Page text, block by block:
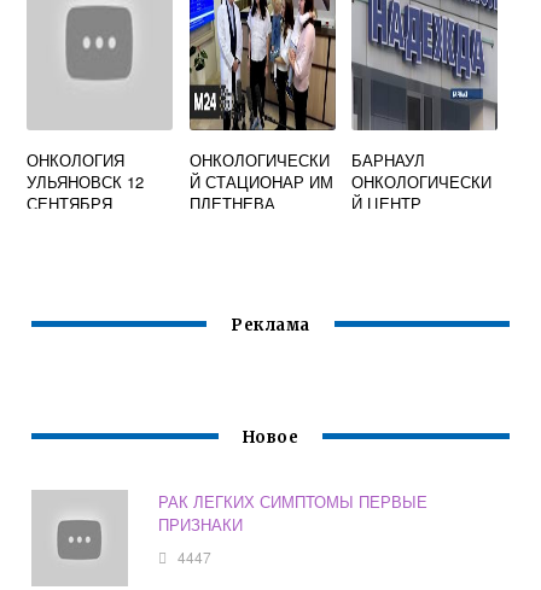
ОНКОЛОГИЯ
УЛЬЯНОВСК 12
СЕНТЯБРЯ
ОНКОЛОГИЧЕСКИ
Й СТАЦИОНАР ИМ
ПЛЕТНЕВА
БАРНАУЛ
ОНКОЛОГИЧЕСКИ
Й ЦЕНТР
Реклама
Новое
РАК ЛЕГКИХ СИМПТОМЫ ПЕРВЫЕ
ПРИЗНАКИ
4447